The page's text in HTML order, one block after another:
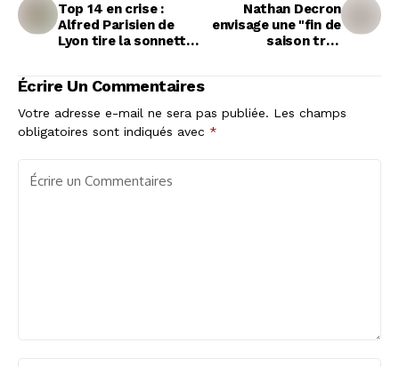
Top 14 en crise :
Alfred Parisien de
Lyon tire la sonnette
Nathan Decron
envisage une "fin de
saison très
Écrire Un Commentaires
Votre adresse e-mail ne sera pas publiée. Les champs
obligatoires sont indiqués avec *